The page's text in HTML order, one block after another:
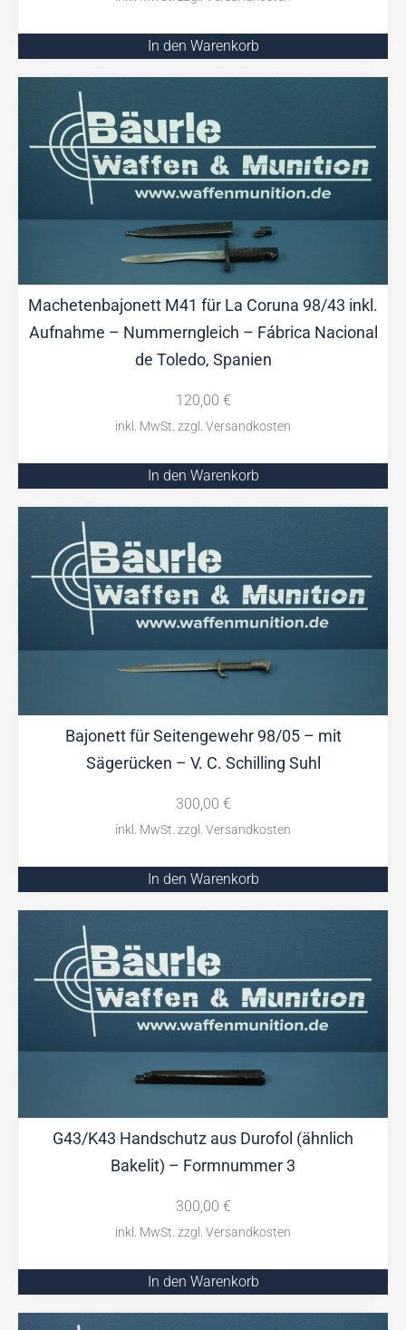
In den Warenkorb
Machetenbajonett M41 für La Coruna 98/43 inkl.
Aufnahme – Nummerngleich – Fábrica Nacional
de Toledo, Spanien
120,00 €
In den Warenkorb
Bajonett für Seitengewehr 98/05 – mit
Sägerücken – V. C. Schilling Suhl
300,00 €
In den Warenkorb
G43/K43 Handschutz aus Durofol (ähnlich
Bakelit) – Formnummer 3
300,00 €
In den Warenkorb